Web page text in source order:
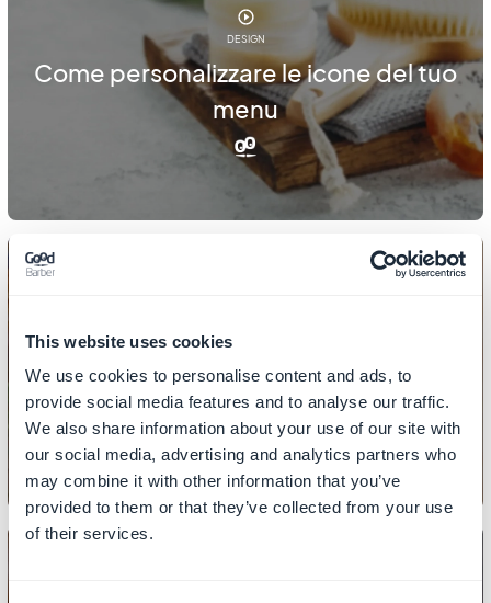
This website uses cookies
We use cookies to personalise content and ads, to
provide social media features and to analyse our traffic.
We also share information about your use of our site with
our social media, advertising and analytics partners who
may combine it with other information that you’ve
provided to them or that they’ve collected from your use
of their services.
DESIGN
Come personalizzare le icone del tuo
menu
Come impostare il design delle tue
sezioni